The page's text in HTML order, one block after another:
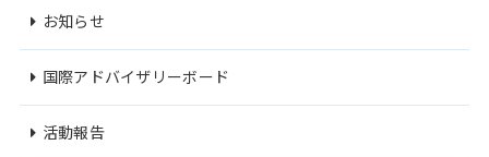
お知らせ
国際アドバイザリーボード
活動報告